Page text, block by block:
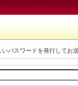
パスワードを発行してお